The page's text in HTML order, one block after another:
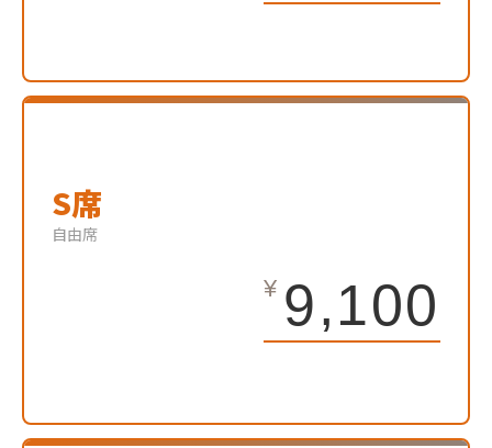
S席
自由席
9,100